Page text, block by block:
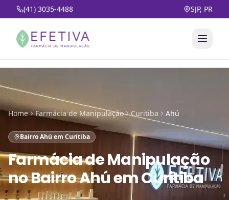
(41) 3035-4488 SJP, PR
Home Farmácia de Manipulação Curitiba Ahú
Bairro Ahú em Curitiba
Farmácia de Manipulação
noBairro Ahú em Curitiba